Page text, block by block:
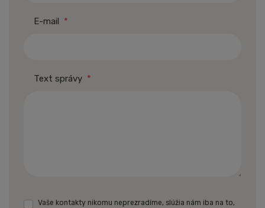
E-mail *
Text správy *
Vaše kontakty nikomu neprezradíme, slúžia nám iba na to,